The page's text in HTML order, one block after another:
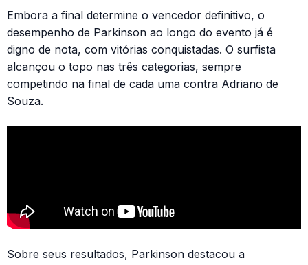
Embora a final determine o vencedor definitivo, o
desempenho de Parkinson ao longo do evento já é
digno de nota, com vitórias conquistadas. O surfista
alcançou o topo nas três categorias, sempre
competindo na final de cada uma contra Adriano de
Souza.
Sobre seus resultados, Parkinson destacou a